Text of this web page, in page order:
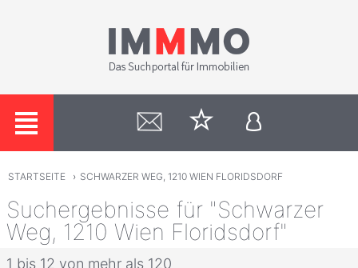
STARTSEITE › SCHWARZER WEG, 1210 WIEN FLORIDSDORF
Suchergebnisse für "Schwarzer
Weg, 1210 Wien Floridsdorf"
1 bis 12 von mehr als 120